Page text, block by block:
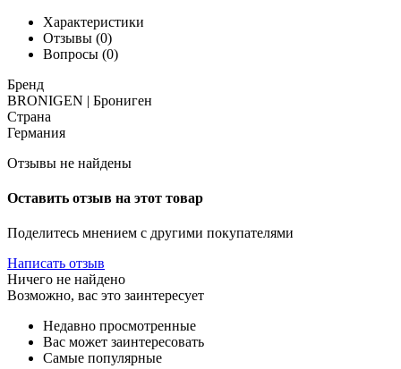
Характеристики
Отзывы (0)
Вопросы (0)
Бренд
BRONIGEN | Брониген
Страна
Германия
Отзывы не найдены
Оставить отзыв на этот товар
Поделитесь мнением с другими покупателями
Написать отзыв
Ничего не найдено
Возможно, вас это заинтересует
Недавно просмотренные
Вас может заинтересовать
Самые популярные